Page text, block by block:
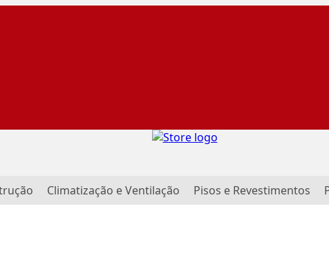
Climatização e Ventilação Pisos e Revestimentos